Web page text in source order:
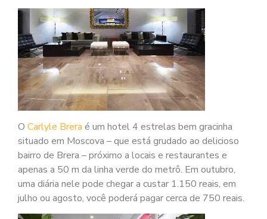
O Carlyle Brera é um hotel 4 estrelas bem gracinha
situado em Moscova – que está grudado ao delicioso
bairro de Brera – próximo a locais e restaurantes e
apenas a 50 m da linha verde do metrô. Em outubro,
uma diária nele pode chegar a custar 1.150 reais, em
julho ou agosto, você poderá pagar cerca de 750 reais.